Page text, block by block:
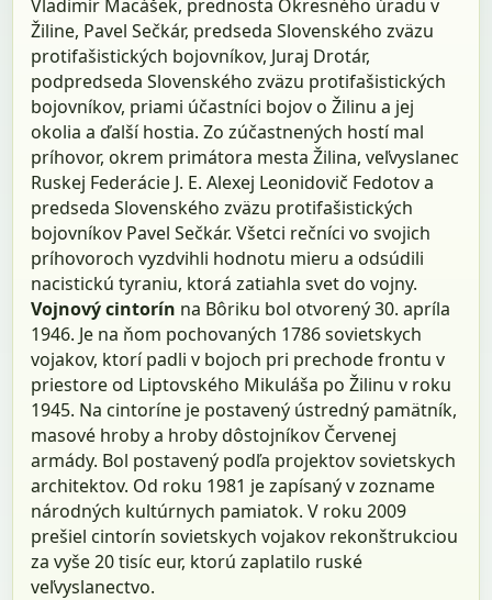
Vladimír Macášek, prednosta Okresného úradu v
Žiline, Pavel Sečkár, predseda Slovenského zväzu
protifašistických bojovníkov, Juraj Drotár,
podpredseda Slovenského zväzu protifašistických
bojovníkov, priami účastníci bojov o Žilinu a jej
okolia a ďalší hostia. Zo zúčastnených hostí mal
príhovor, okrem primátora mesta Žilina, veľvyslanec
Ruskej Federácie J. E. Alexej Leonidovič Fedotov a
predseda Slovenského zväzu protifašistických
bojovníkov Pavel Sečkár. Všetci rečníci vo svojich
príhovoroch vyzdvihli hodnotu mieru a odsúdili
nacistickú tyraniu, ktorá zatiahla svet do vojny.
Vojnový cintorín na Bôriku bol otvorený 30. apríla
1946. Je na ňom pochovaných 1786 sovietskych
vojakov, ktorí padli v bojoch pri prechode frontu v
priestore od Liptovského Mikuláša po Žilinu v roku
1945. Na cintoríne je postavený ústredný pamätník,
masové hroby a hroby dôstojníkov Červenej
armády. Bol postavený podľa projektov sovietskych
architektov. Od roku 1981 je zapísaný v zozname
národných kultúrnych pamiatok. V roku 2009
prešiel cintorín sovietskych vojakov rekonštrukciou
za vyše 20 tisíc eur, ktorú zaplatilo ruské
veľvyslanectvo.